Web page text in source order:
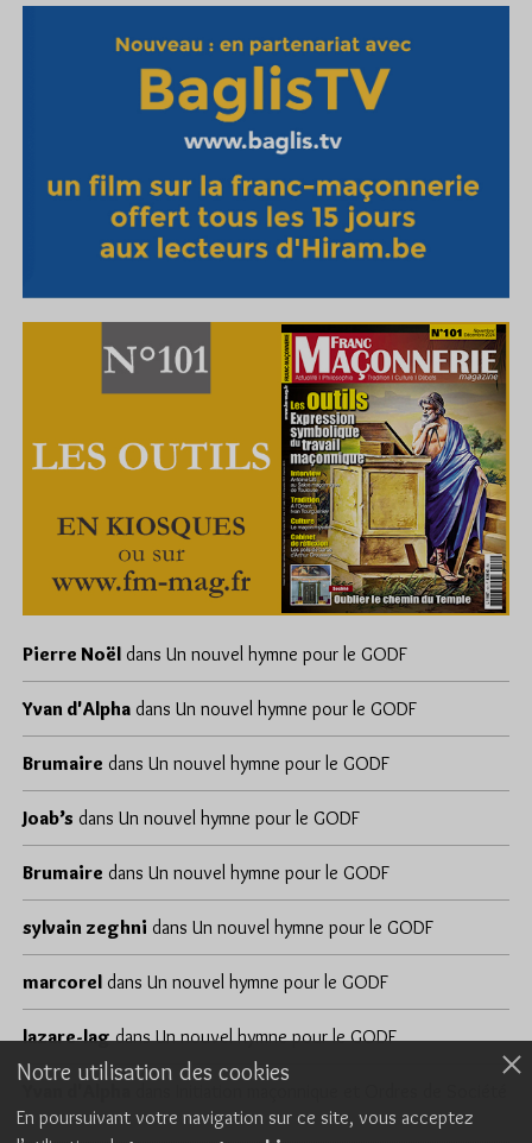
Pierre Noël dans Un nouvel hymne pour le GODF
Yvan d'Alpha dans Un nouvel hymne pour le GODF
Brumaire dans Un nouvel hymne pour le GODF
Joab’s dans Un nouvel hymne pour le GODF
Brumaire dans Un nouvel hymne pour le GODF
sylvain zeghni dans Un nouvel hymne pour le GODF
marcorel dans Un nouvel hymne pour le GODF
lazare-lagdansUn nouvel hymne pour le GODF
Notre utilisation des cookies
En poursuivant votre navigation sur ce site, vous acceptez